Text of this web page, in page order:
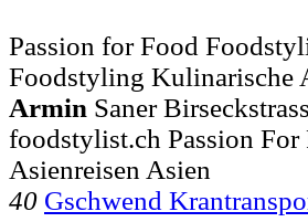
Passion for Food
Foodstyling Kulinarische
Armin Saner
foodstylist.ch Passion
Asienreisen Asien
40 Gschwend